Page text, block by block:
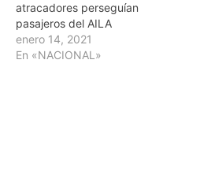
atracadores perseguían
pasajeros del AILA
enero 14, 2021
En «NACIONAL»